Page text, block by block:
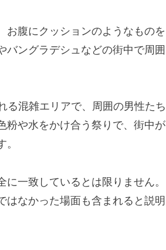
お腹にクッションのようなものを
バングラデシュなどの街中で周囲
る混雑エリアで、周囲の男性たち
粉や水をかけ合う祭りで、街中が
一致しているとは限りません。
はなかった場面も含まれると説明